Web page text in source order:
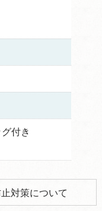
付き
対策について